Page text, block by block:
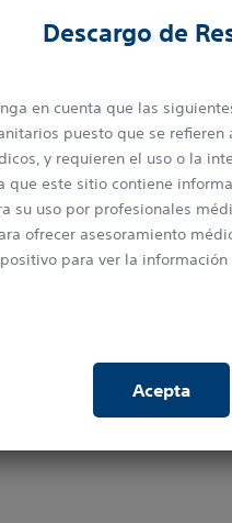
Descargo de
en cuenta que las
puesto que se
y requieren el uso o la
que este sitio contiene
su uso por profesionales
ofrecer asesoramiento
para ver la
Acepta